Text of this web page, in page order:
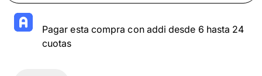
Pagar esta compra con addi desde 6 hasta 24
cuotas